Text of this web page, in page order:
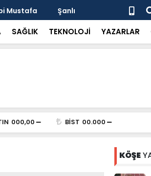
Haline
Haliliye’de her gün
SAĞLIK TEKNOLOJİ YAZARLAR
000,00 BİST 00.000
KÖŞE